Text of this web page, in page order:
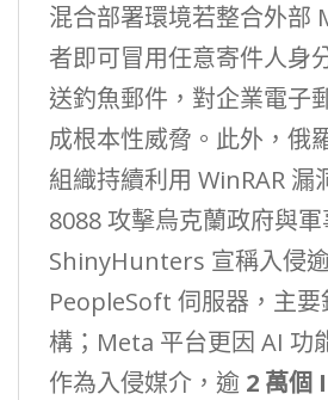
混合部署環境若整合外部
者即可冒用任意寄件人身
送釣魚郵件，對企業電子
成根本性威脅。此外，俄
組織持續利用 WinRAR 漏
8088 攻擊烏克蘭政府與軍
ShinyHunters 宣稱入侵
PeopleSoft 伺服器，主
構；Meta 平台更因 AI 功
作為入侵媒介，逾 2 萬